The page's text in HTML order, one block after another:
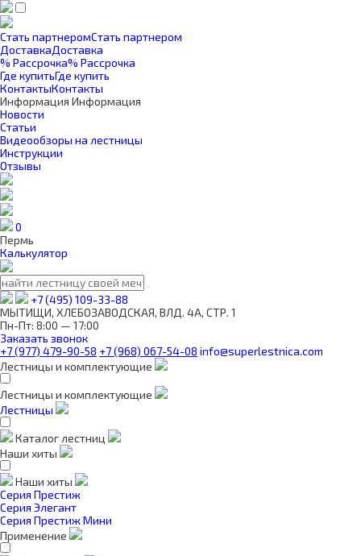
Стать партнеромСтать партнером
ДоставкаДоставка
% Рассрочка% Рассрочка
Где купитьГде купить
КонтактыКонтакты
Информация Информация
Новости
Статьи
Видеообзоры на лестницы
Инструкции
Отзывы
0
Пермь
Калькулятор
+7 (495) 109-33-88
МЫТИЩИ, ХЛЕБОЗАВОДСКАЯ, ВЛД. 4А, СТР. 1
Пн-Пт: 8:00 — 17:00
Заказать звонок
+7 (977) 479-90-58 +7 (968) 067-54-08 info@superlestnica.com
Лестницы и комплектующие
Лестницы и комплектующие
Лестницы
Каталог лестниц
Наши хиты
Наши хиты
Серия Престиж
Серия Элегант
Серия Престиж Мини
Применение